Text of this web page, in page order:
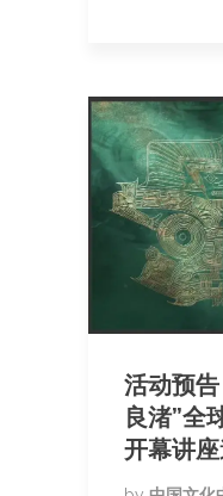
活动预
良渚”全
开幕讲